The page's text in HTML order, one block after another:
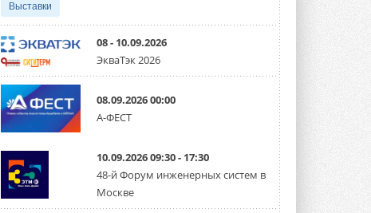
систему DVM на R32
Линейка включает семь типоразмеров
производительностью от 22,4 до 56 кВт.
Суммарная длина трубопроводов ...
3 АВГУСТА 2026
«СиСофт Девелопмент» подвел
итоги конкурса студенческих
стартует уже в сентябре 2026 года ...
3 АВГУСТА 2026
«Русклимат» укрепляет
Выставки
08 - 10.09.2026
ЭкваТэк 2026
08.09.2026 00:00
А-ФЕСТ
10.09.2026 09:30 - 17:30
48-й Форум инженерных систем в
Москве